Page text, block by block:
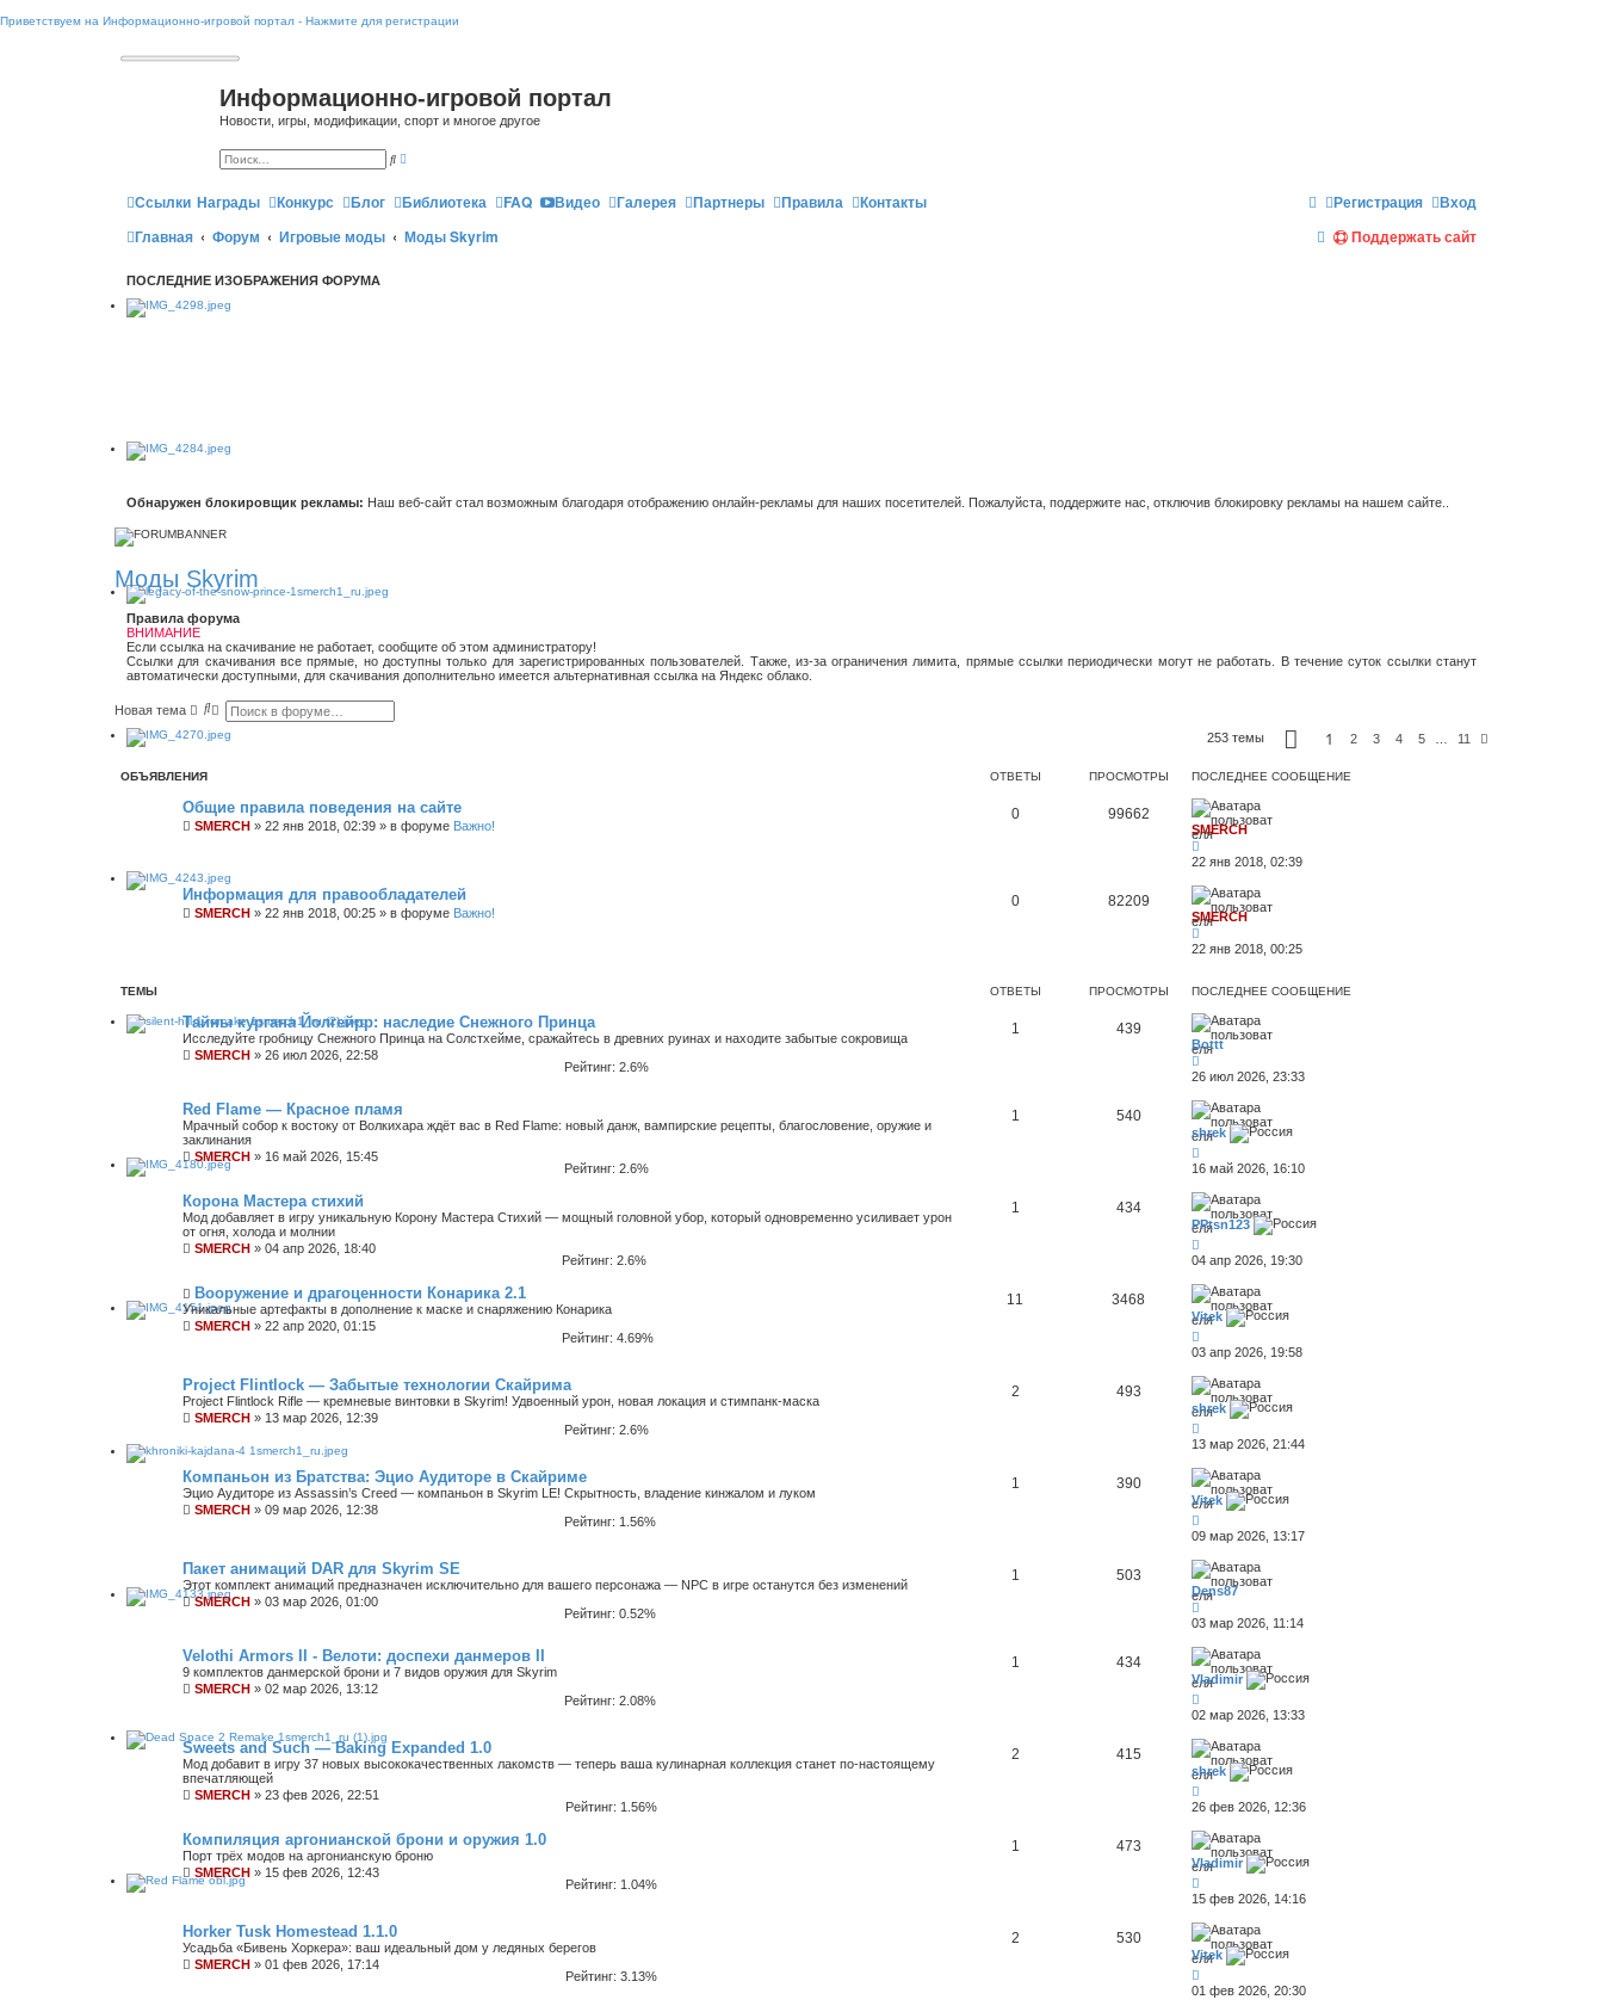
Приветствуем на Информационно-игровой портал - Нажмите для регистрации
Информационно-игровой портал
Новости, игры, модификации, спорт и многое другое
П
с
к
ш
и
е
Ссылки Награды Конкурс Блог Библиотека FAQ Видео Галерея Партнеры Правила Контакты Вход
Регистрация
Главная
Форум Игровые моды Моды Skyrim Поддержать сайт
П
ПОСЛЕДНИЕ ИЗОБРАЖЕНИЯ ФОРУМА
Обнаружен блокировщик рекламы: Наш веб-сайт стал возможным благодаря отображению онлайн-рекламы для наших посетителей. Пожалуйста, поддержите нас, отключив блокировку рекламы на нашем сайте..
Моды Skyrim
Правила форума
ВНИМАНИЕ
Если ссылка на скачивание не работает, сообщите об этом администратору!
Ссылки для скачивания все прямые, но доступны только для зарегистрированных пользователей. Также, из-за ограничения лимита, прямые ссылки периодически могут не работать. В течение суток ссылки станут
автоматически доступными, для скачивания дополнительно имеется альтернативная ссылка на Яндекс облако.
Новая тема
П
и
Р
с
н
н
ы
о
и
с
к
253 темы
а
1 2 3 4 5 11
ОБЪЯВЛЕНИЯ ОТВЕТЫ ПРОСМОТРЫ ПОСЛЕДНЕЕ СООБЩЕНИЕ
Общие правила поведения на сайте
SMERCH » 22 янв 2018, 02:39 » в форуме Важно!
0 99662
SMERCH
22 янв 2018, 02:39
Информация для правообладателей
SMERCH » 22 янв 2018, 00:25 » в форуме Важно!
0 82209
SMERCH
22 янв 2018, 00:25
ТЕМЫ ОТВЕТЫ ПРОСМОТРЫ ПОСЛЕДНЕЕ СООБЩЕНИЕ
Тайны кургана Йолгейрр: наследие Снежного Принца
Исследуйте гробницу Снежного Принца на Солстхейме, сражайтесь в древних руинах и находите забытые сокровища
SMERCH » 26 июл 2026, 22:58
Рейтинг: 2.6%
1 439
Bottt
26 июл 2026, 23:33
Red Flame — Красное пламя
Мрачный собор к востоку от Волкихара ждёт вас в Red Flame: новый данж, вампирские рецепты, благословение, оружие и
заклинания
SMERCH » 16 май 2026, 15:45
Рейтинг: 2.6%
1 540
shrek
16 май 2026, 16:10
Корона Мастера стихий
Мод добавляет в игру уникальную Корону Мастера Стихий — мощный головной убор, который одновременно усиливает урон
от огня, холода и молнии
SMERCH » 04 апр 2026, 18:40
Рейтинг: 2.6%
1 434
PPtsn123
04 апр 2026, 19:30
Вооружение и драгоценности Конарика 2.1
Уникальные артефакты в дополнение к маске и снаряжению Конарика
SMERCH » 22 апр 2020, 01:15
Рейтинг: 4.69%
11 3468
Vitek
03 апр 2026, 19:58
Project Flintlock — Забытые технологии Скайрима
Project Flintlock Rifle — кремневые винтовки в Skyrim! Удвоенный урон, новая локация и стимпанк‑маска
SMERCH » 13 мар 2026, 12:39
Рейтинг: 2.6%
2 493
shrek
13 мар 2026, 21:44
Компаньон из Братства: Эцио Аудиторе в Скайриме
Эцио Аудиторе из Assassin’s Creed — компаньон в Skyrim LE! Скрытность, владение кинжалом и луком
SMERCH » 09 мар 2026, 12:38
Рейтинг: 1.56%
1 390
Vitek
09 мар 2026, 13:17
Пакет анимаций DAR для Skyrim SE
Этот комплект анимаций предназначен исключительно для вашего персонажа — NPC в игре останутся без изменений
SMERCH » 03 мар 2026, 01:00
Рейтинг: 0.52%
1 503
Dens87
03 мар 2026, 11:14
Velothi Armors II - Велоти: доспехи данмеров II
9 комплектов данмерской брони и 7 видов оружия для Skyrim
SMERCH » 02 мар 2026, 13:12
Рейтинг: 2.08%
1 434
Vladimir
02 мар 2026, 13:33
Sweets and Such — Baking Expanded 1.0
Мод добавит в игру 37 новых высококачественных лакомств — теперь ваша кулинарная коллекция станет по‑настоящему
впечатляющей
SMERCH » 23 фев 2026, 22:51
Рейтинг: 1.56%
2 415
shrek
26 фев 2026, 12:36
Компиляция аргонианской брони и оружия 1.0
Порт трёх модов на аргонианскую броню
SMERCH » 15 фев 2026, 12:43
Рейтинг: 1.04%
1 473
Vladimir
15 фев 2026, 14:16
Horker Tusk Homestead 1.1.0
Усадьба «Бивень Хоркера»: ваш идеальный дом у ледяных берегов
SMERCH » 01 фев 2026, 17:14
Рейтинг: 3.13%
2 530
Vitek
01 фев 2026, 20:30